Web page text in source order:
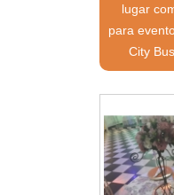
lugar
para
City